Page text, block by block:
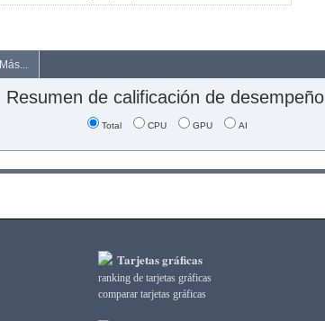
Más...
Resumen de calificación de desempeño
Total CPU GPU AI
Tarjetas gráficas
ranking de tarjetas gráficas
comparar tarjetas gráficas